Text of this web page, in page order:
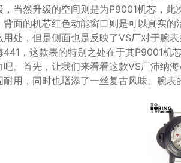
，当然升级的空间则是为P9001机芯，
背面的机芯红色动能窗口则是可以真实
用处，但是侧面也是反映了VS厂对于腕
441，这款表的特别之处在于其P9001机
吧。首先，让我们来看看这款VS厂沛纳
耐用，同时也增添了一丝复古风味。腕表